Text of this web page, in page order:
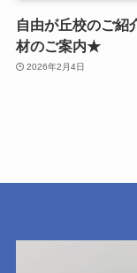
自由が丘校のご
材のご案内★
2026年2月4日